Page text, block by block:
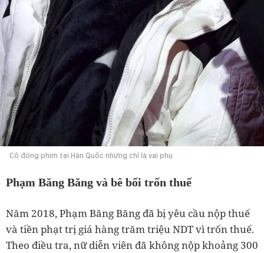
Cô đóng phim tại Hàn Quốc nhưng chỉ là vai phụ
Phạm Băng Băng và bê bối trốn thuế
Năm 2018, Phạm Băng Băng đã bị yêu cầu nộp thuế
và tiền phạt trị giá hàng trăm triệu NDT vì trốn thuế.
Theo điều tra, nữ diễn viên đã không nộp khoảng 300